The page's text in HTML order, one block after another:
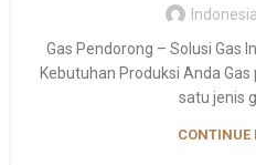
Gas Pendorong – Solusi Gas
Kebutuhan Produksi Anda
satu jenis
CONTINUE